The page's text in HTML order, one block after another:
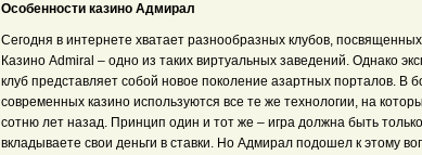
Особенности казино Адмирал
Сегодня в интернете хватает разнообразных клубов,
Казино Admiral – одно из таких виртуальных заведений. Однако
клуб представляет собой новое поколение азартных порталов. В
современных казино используются все те же технологии, на
сотню лет назад. Принцип один и тот же – игра должна быть
вкладываете свои деньги в ставки. Но Адмирал подошел к этому